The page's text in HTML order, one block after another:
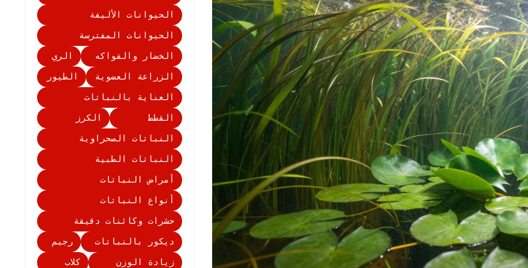
الحيوانات الأليفة
الحيوانات المفترسة
الخضار والفواكه
الري
الزراعة العضوية
الطيور
العناية بالنباتات
القطط
الكرز
النباتات الصحراوية
النباتات الطبية
أمراض النباتات
أنواع النباتات
حشرات وكائنات دقيقة
ديكور بالنباتات
رجيم
زيادة الوزن
كلاب